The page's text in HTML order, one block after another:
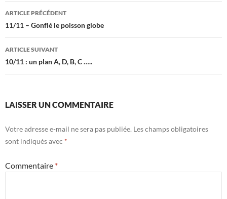
Navigation
des
articles
ARTICLE PRÉCÉDENT
11/11 – Gonflé le poisson globe
ARTICLE SUIVANT
10/11 : un plan A, D, B, C …..
LAISSER UN COMMENTAIRE
Votre adresse e-mail ne sera pas publiée. Les champs obligatoires
sont indiqués avec *
Commentaire *